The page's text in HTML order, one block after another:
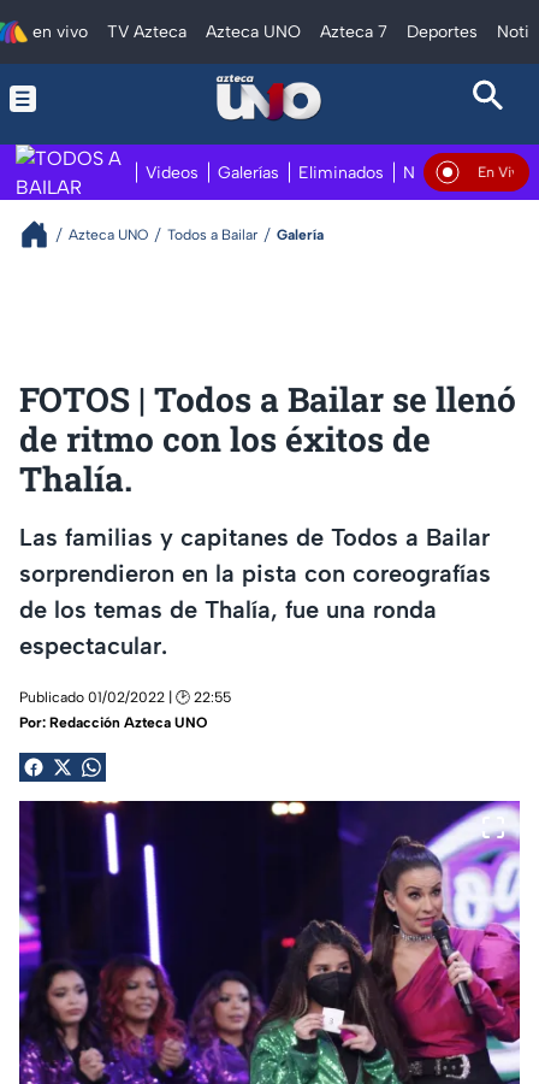
en vivo TV Azteca Azteca UNO Azteca 7 Deportes
Videos Galerías Eliminados Notas Perfiles
En Vivo
Azteca UNO Todos a Bailar Galería
FOTOS | Todos a Bailar se llenó
de ritmo con los éxitos de
Thalía.
Las familias y capitanes de Todos a Bailar
sorprendieron en la pista con coreografías
de los temas de Thalía, fue una ronda
espectacular.
Publicado 01/02/2022 | 🕑 22:55
Por: Redacción Azteca UNO